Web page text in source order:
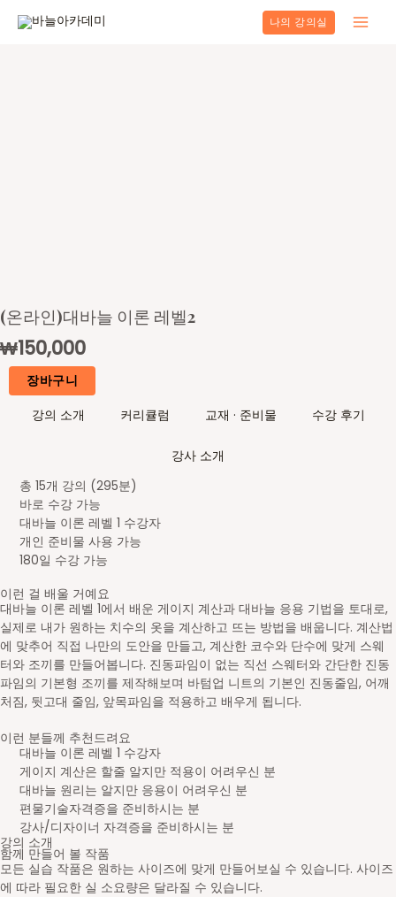
나의 강의실
(온라인)대바늘 이론 레벨2
₩150,000
장바구니
강의 소개 커리큘럼 교재 · 준비물 수강 후기
강사 소개
총 15개 강의 (295분)
바로 수강 가능
대바늘 이론 레벨 1 수강자
개인 준비물 사용 가능
180일 수강 가능
이런 걸 배울 거예요
대바늘 이론 레벨 1에서 배운 게이지 계산과 대바늘 응용 기법을 토대로,
실제로 내가 원하는 치수의 옷을 계산하고 뜨는 방법을 배웁니다. 계산법
에 맞추어 직접 나만의 도안을 만들고, 계산한 코수와 단수에 맞게 스웨
터와 조끼를 만들어봅니다. 진동파임이 없는 직선 스웨터와 간단한 진동
파임의 기본형 조끼를 제작해보며 바텀업 니트의 기본인 진동줄임, 어깨
처짐, 뒷고대 줄임, 앞목파임을 적용하고 배우게 됩니다.
이런 분들께 추천드려요
대바늘 이론 레벨 1 수강자
게이지 계산은 할줄 알지만 적용이 어려우신 분
대바늘 원리는 알지만 응용이 어려우신 분
편물기술자격증을 준비하시는 분
강사/디자이너 자격증을 준비하시는 분
강의 소개
함께 만들어 볼 작품
모든 실습 작품은 원하는 사이즈에 맞게 만들어보실 수 있습니다. 사이즈
에 따라 필요한 실 소요량은 달라질 수 있습니다.